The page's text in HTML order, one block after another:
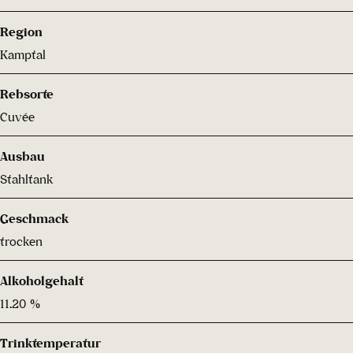
Region
Kamptal
Rebsorte
Cuvée
Ausbau
Stahltank
Geschmack
trocken
Alkoholgehalt
11.20 %
Trinktemperatur